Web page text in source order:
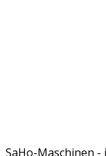
SaHo-Maschinen